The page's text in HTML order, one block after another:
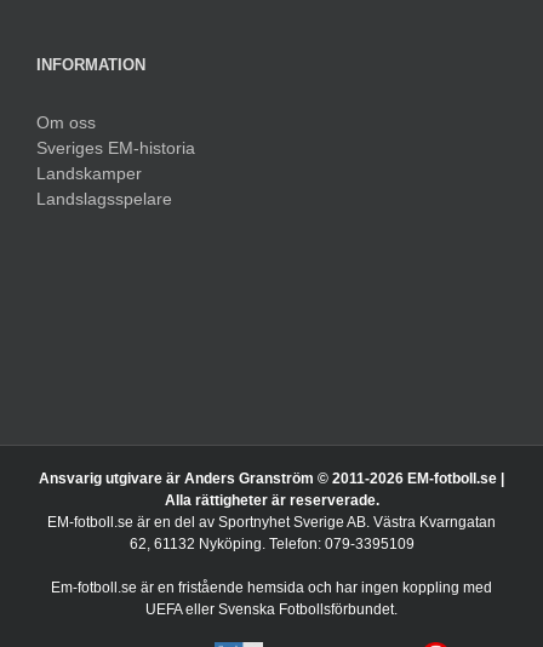
INFORMATION
Om oss
Sveriges EM-historia
Landskamper
Landslagsspelare
Ansvarig utgivare är Anders Granström © 2011-2026 EM-fotboll.se |
Alla rättigheter är reserverade.
EM-fotboll.se är en del av Sportnyhet Sverige AB. Västra Kvarngatan
62, 61132 Nyköping. Telefon: 079-3395109
Em-fotboll.se är en fristående hemsida och har ingen koppling med
UEFA eller Svenska Fotbollsförbundet.